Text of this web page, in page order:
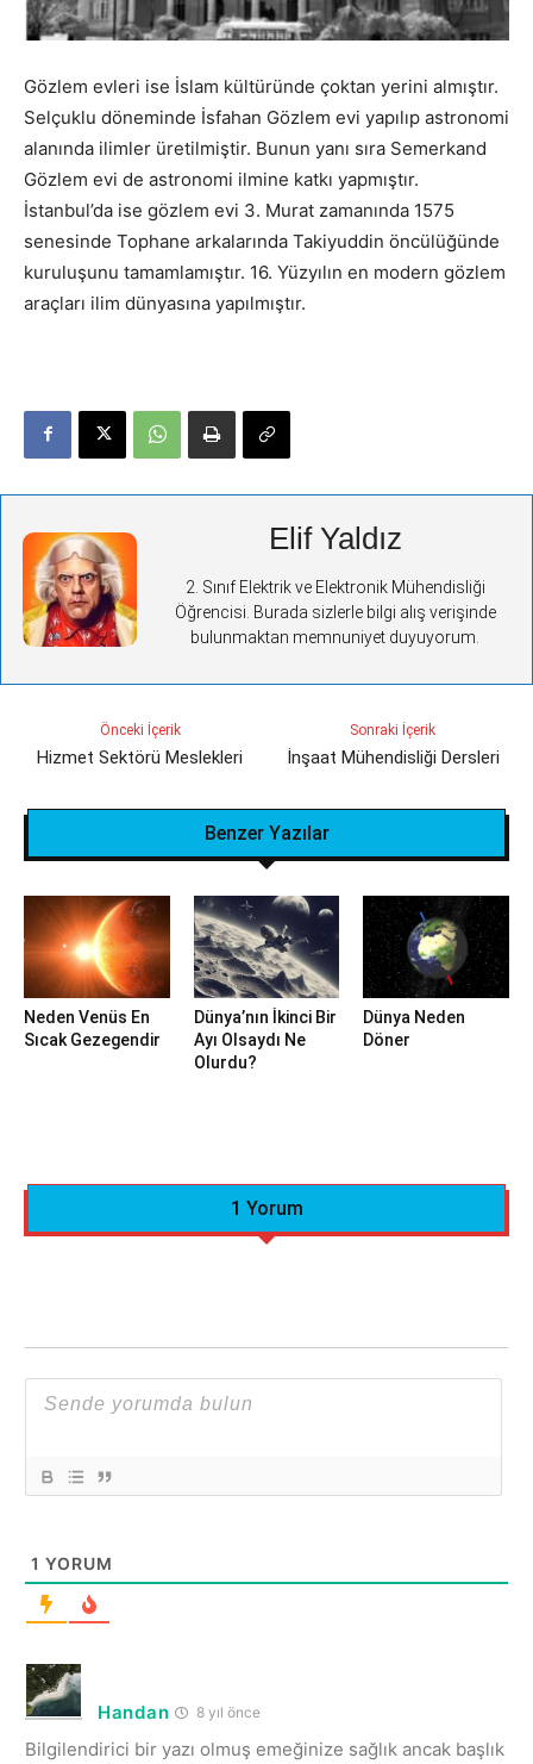
Gözlem evleri ise İslam kültüründe çoktan yerini almıştır.
Selçuklu döneminde İsfahan Gözlem evi yapılıp astronomi
alanında ilimler üretilmiştir. Bunun yanı sıra Semerkand
Gözlem evi de astronomi ilmine katkı yapmıştır.
İstanbul’da ise gözlem evi 3. Murat zamanında 1575
senesinde Tophane arkalarında Takiyuddin öncülüğünde
kuruluşunu tamamlamıştır. 16. Yüzyılın en modern gözlem
araçları ilim dünyasına yapılmıştır.
Elif Yaldız
2. Sınıf Elektrik ve Elektronik Mühendisliği
Öğrencisi. Burada sizlerle bilgi alış verişinde
bulunmaktan memnuniyet duyuyorum.
Önceki İçerik
Hizmet Sektörü Meslekleri
Sonraki İçerik
İnşaat Mühendisliği Dersleri
Benzer Yazılar
Neden Venüs En
Sıcak Gezegendir
Dünya’nın İkinci Bir
Ayı Olsaydı Ne
Olurdu?
Dünya Neden
Döner
1 Yorum
1 YORUM
Handan 8 yıl önce
Bilgilendirici bir yazı olmuş emeğinize sağlık ancak başlık